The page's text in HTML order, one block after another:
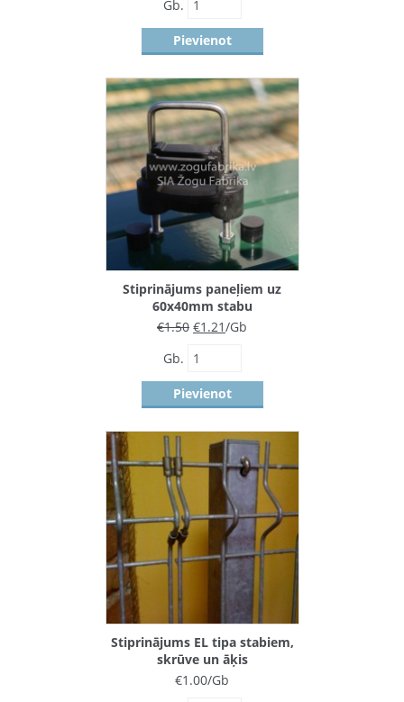
Gb.
Pievienot
Stiprinājums paneļiem uz
60x40mm stabu
€1.50 €1.21/Gb
Gb.
Pievienot
Stiprinājums EL tipa stabiem,
skrūve un āķis
€1.00/Gb